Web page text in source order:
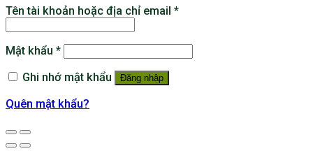
Tên tài khoản hoặc địa chỉ email *
Mật khẩu *
Ghi nhớ mật khẩu Đăng nhập
Quên mật khẩu?